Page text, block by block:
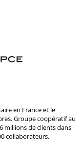
en France et le
Groupe coopératif au
millions de clients dans
collaborateurs.